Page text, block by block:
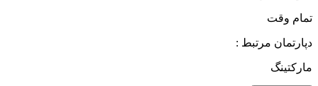
تمام وقت
دپارتمان مرتبط :
مارکتینگ